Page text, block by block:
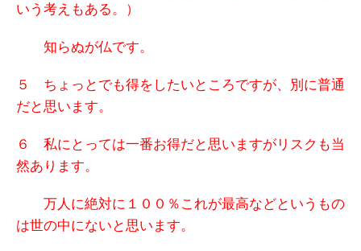
いう考えもある。）
知らぬが仏です。
５ ちょっとでも得をしたいところですが、
別に普通
だと思います。
６ 私にとっては一番お得だと思いますが リスクも当
然あります。
万人に絶対に１００％これが最高などというもの
は世の中にないと思います。